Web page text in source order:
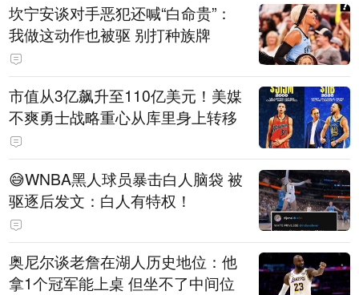
坎宁安谈对手恶犯还喊“白命贵”：
我做这动作也被驱 别打种族牌
市值从3亿飙升至110亿美元！美媒
不爽勇士战略重心从库里身上转移
😅WNBA黑人球员暴击白人脑袋 被
驱逐后发文：白人有特权！
奥尼尔谈老詹在湖人历史地位：他
拿1个冠军能上桌 但坐不了中间位